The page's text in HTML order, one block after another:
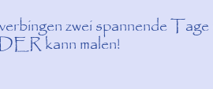
zwei spannende
kann malen!